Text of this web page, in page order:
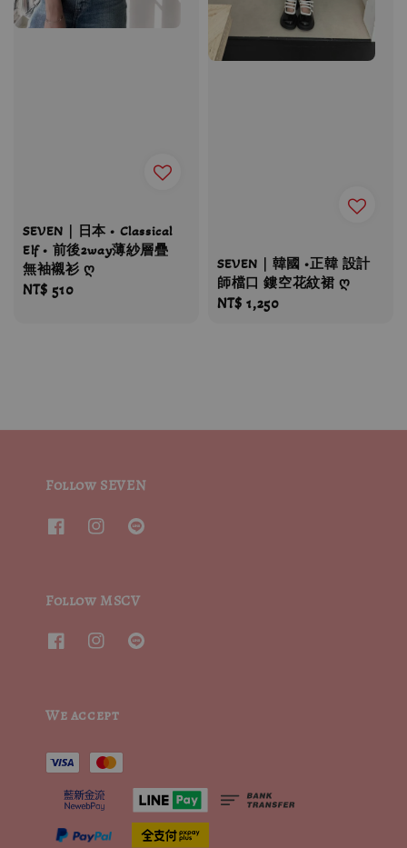
SEVEN｜日本 • Classical
Elf • 前後2way薄紗層疊
無袖襯衫 ღ
Regular
NT$ 510
SEVEN｜韓國 •正韓 設計
師檔口 鏤空花紋裙 ღ
Regular
NT$ 1,250
Follow SEVEN
Follow MSCV
We accept